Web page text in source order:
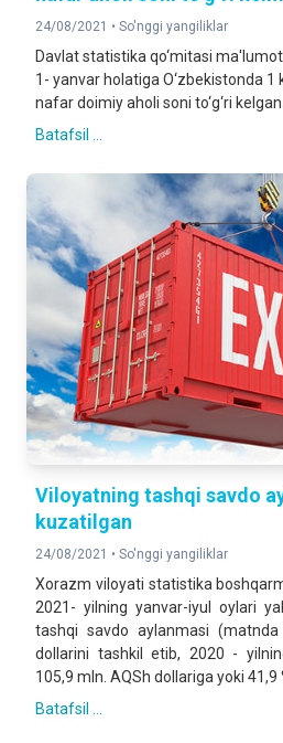
24/08/2021 • So'nggi yangiliklar
Davlat statistika qo‘mitasi
1- yanvar holatiga O‘zbekistonda 1
nafar doimiy aholi soni to‘g‘ri kelgan.
Batafsil ...
Viloyatning tashqi savdo
kuzatilgan
24/08/2021 • So'nggi yangiliklar
Xorazm viloyati statistika
2021- yilning yanvar-iyul oylari
tashqi savdo aylanmasi
dollarini tashkil etib, 2020 -
105,9 mln. AQSh dollariga yoki 41,9
Batafsil ...